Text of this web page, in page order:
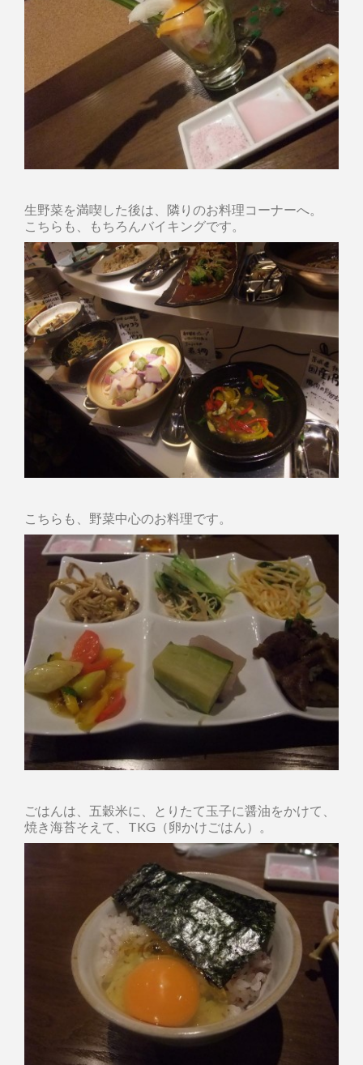
生野菜を満喫した後は、隣りのお料理コーナーへ。
こちらも、もちろんバイキングです。
こちらも、野菜中心のお料理です。
ごはんは、五穀米に、とりたて玉子に醤油をかけて、
焼き海苔そえて、TKG（卵かけごはん）。